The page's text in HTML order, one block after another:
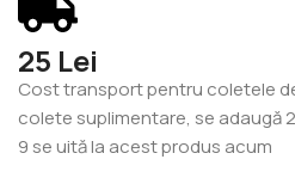
25 Lei
Cost transport pentru coletele
colete suplimentare, se adaugă
9 se uită la acest produs acum